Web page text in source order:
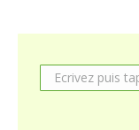
Search: